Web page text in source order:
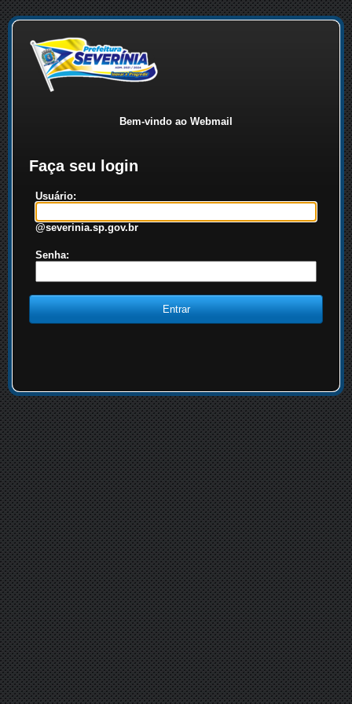
Bem-vindo ao Webmail
Faça seu login
Usuário:
@severinia.sp.gov.br
Senha: